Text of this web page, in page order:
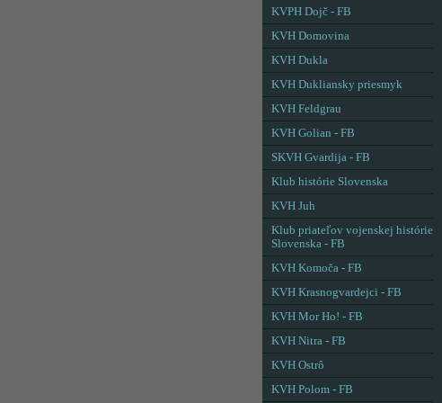
KVPH Dojč - FB
KVH Domovina
KVH Dukla
KVH Dukliansky priesmyk
KVH Feldgrau
KVH Golian - FB
SKVH Gvardija - FB
Klub histórie Slovenska
KVH Juh
Klub priateľov vojenskej histórie
Slovenska - FB
KVH Komoča - FB
KVH Krasnogvardejci - FB
KVH Mor Ho! - FB
KVH Nitra - FB
KVH Ostrô
KVH Polom - FB